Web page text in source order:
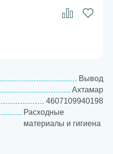
Вывод
Ахтамар
4607109940198
Расходные
материалы и гигиена